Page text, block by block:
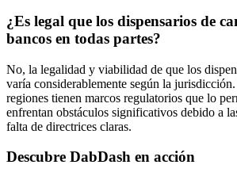
¿Es legal que los dispensarios de
bancos en todas partes?
No, la legalidad y viabilidad de que los
varía considerablemente según la
regiones tienen marcos regulatorios que lo
enfrentan obstáculos significativos debido a
falta de directrices claras.
Descubre DabDash en acción